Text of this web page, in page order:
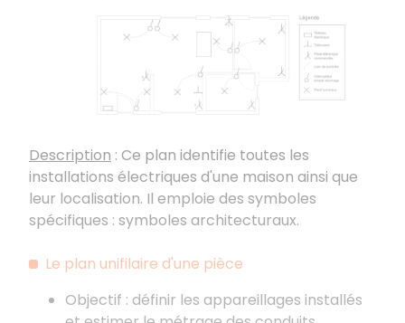
Description : Ce plan identifie toutes les
installations électriques d'une maison ainsi que
leur localisation. Il emploie des symboles
spécifiques : symboles architecturaux.
Le plan unifilaire d'une pièce
Objectif : définir les appareillages installés